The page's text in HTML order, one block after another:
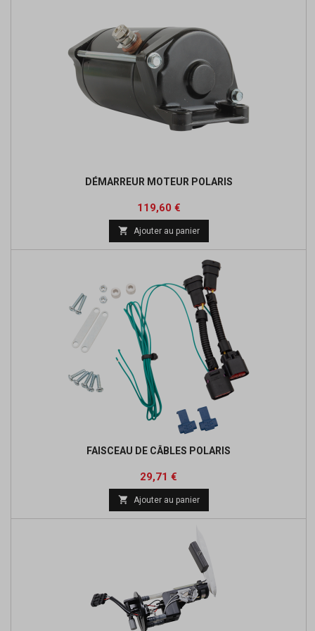
DÉMARREUR MOTEUR POLARIS
Prix
119,60 €Prix
de
base
 Ajouter au panier
FAISCEAU DE CÂBLES POLARIS
Prix
29,71 €
base
 Ajouter au panier